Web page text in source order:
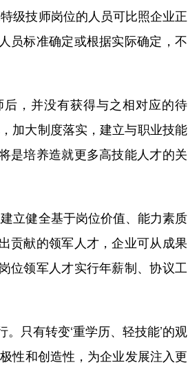
级技师岗位的人员可比照企业正
员标准确定或根据实际确定，不
，并没有获得与之相对应的待
加大制度落实，建立与职业技能
是培养造就更多高技能人才的关
立健全基于岗位价值、能力素质
贡献的领军人才，企业可从成果
位领军人才实行年薪制、协议工
只有转变‘重学历、轻技能’的观
性和创造性，为企业发展注入更